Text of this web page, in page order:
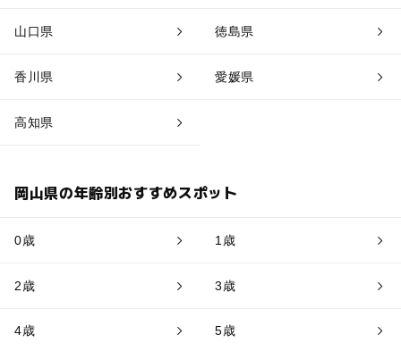
山口県 徳島県
香川県 愛媛県
高知県
岡山県の年齢別おすすめスポット
0歳 1歳
2歳 3歳
4歳 5歳